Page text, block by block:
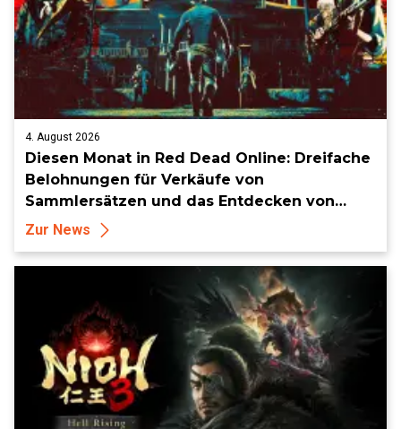
4. August 2026
Diesen Monat in Red Dead Online: Dreifache
Belohnungen für Verkäufe von
Sammlersätzen und das Entdecken von
Sammlerstücken, in Telegramm-Missionen
Zur News